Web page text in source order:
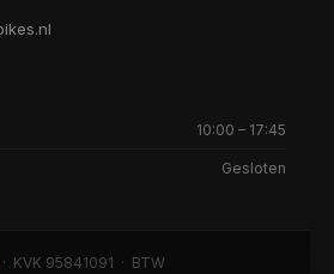
10:00 – 17:45
Gesloten
· KVK 95841091 · BTW